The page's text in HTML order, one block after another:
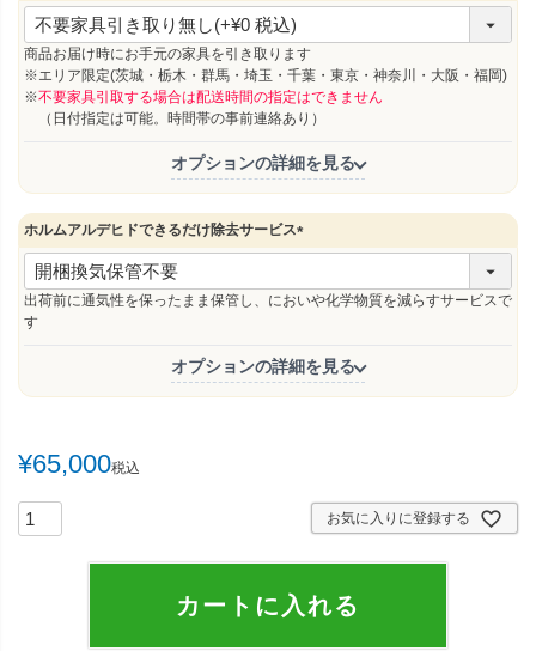
(
必
須
商品お届け時にお手元の家具を引き取ります
※エリア限定(茨城・栃木・群馬・埼玉・千葉・東京・神奈川・大阪・福岡)
※不要家具引取する場合は配送時間の指定はできません
（日付指定は可能。時間帯の事前連絡あり）
オプションの詳細を見る
ホルムアルデヒドできるだけ除去サービス
(
須
出荷前に通気性を保ったまま保管し、においや化学物質を減らすサービスで
す
オプションの詳細を見る
¥65,000税込
お気に入りに登録する
カートに入れる